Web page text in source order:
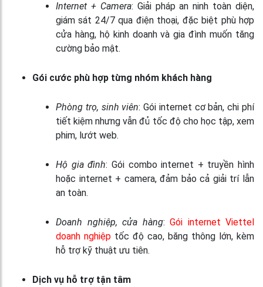
Internet + Camera: Giải pháp an ninh toàn diện,
giám sát 24/7 qua điện thoại, đặc biệt phù hợp
cửa hàng, hộ kinh doanh và gia đình muốn tăng
cường bảo mật.
Gói cước phù hợp từng nhóm khách hàng
Phòng trọ, sinh viên: Gói internet cơ bản, chi phí
tiết kiệm nhưng vẫn đủ tốc độ cho học tập, xem
phim, lướt web.
Hộ gia đình: Gói combo internet + truyền hình
hoặc internet + camera, đảm bảo cả giải trí lẫn
an toàn.
Doanh nghiệp, cửa hàng: Gói internet Viettel
doanh nghiệp tốc độ cao, băng thông lớn, kèm
hỗ trợ kỹ thuật ưu tiên.
Dịch vụ hỗ trợ tận tâm